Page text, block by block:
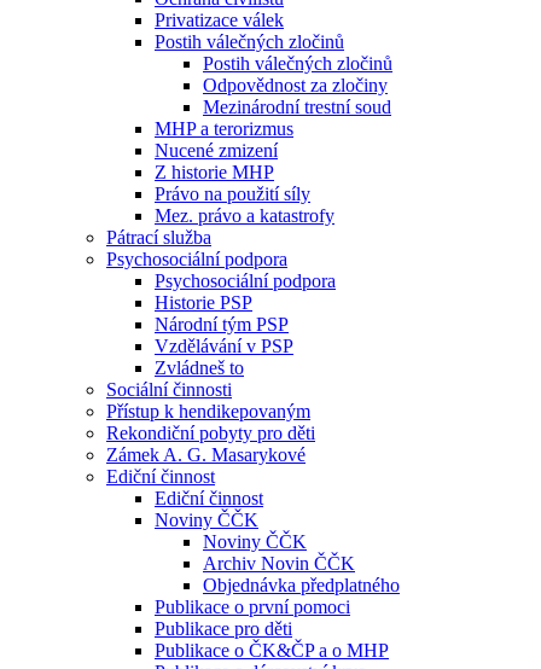
Privatizace válek
Postih válečných zločinů
Postih válečných zločinů
Odpovědnost za zločiny
Mezinárodní trestní soud
MHP a terorizmus
Nucené zmizení
Z historie MHP
Právo na použití síly
Mez. právo a katastrofy
Pátrací služba
Psychosociální podpora
Psychosociální podpora
Historie PSP
Národní tým PSP
Vzdělávání v PSP
Zvládneš to
Sociální činnosti
Přístup k hendikepovaným
Rekondiční pobyty pro děti
Zámek A. G. Masarykové
Ediční činnost
Ediční činnost
Noviny ČČK
Noviny ČČK
Archiv Novin ČČK
Objednávka předplatného
Publikace o první pomoci
Publikace pro děti
Publikace o ČK&ČP a o MHP